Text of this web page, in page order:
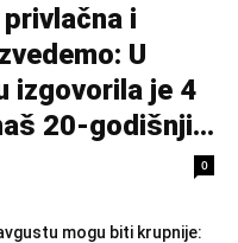
i
U
izgovorila je 4
20-godišnji...
0
mogu biti krupnije: